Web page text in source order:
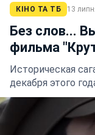
КІНО ТА ТБ 13
Без слов...
фильма
Историческая
декабря этого